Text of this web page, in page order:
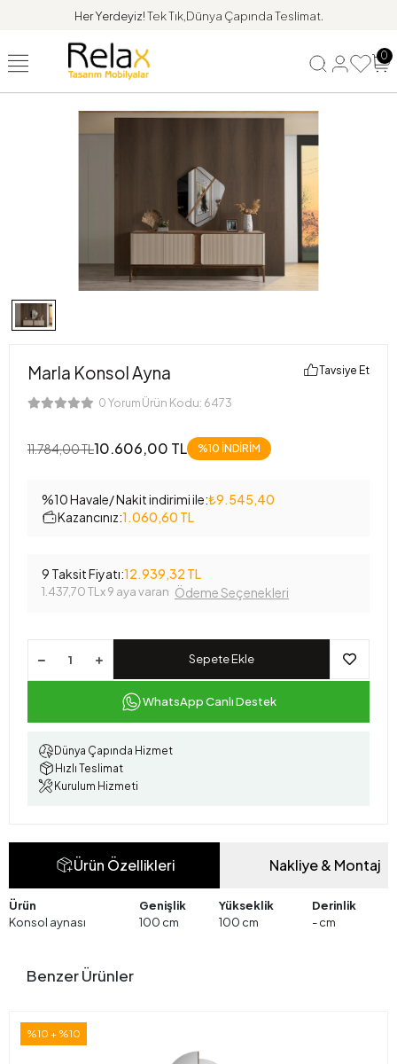
Her Yerdeyiz!Tek Tık,Dünya Çapında Teslimat.
0
Marla Konsol Ayna
0 Yorum Ürün Kodu: 6473
Tavsiye Et
11.784,00 TL10.606,00 TL %10 İNDİRİM
%10 Havale/ Nakit indirimi ile:₺9.545,40
Kazancınız:1.060,60 TL
9 Taksit Fiyatı:12.939,32 TL
1.437,70 TL x 9 aya varan Ödeme Seçenekleri
Sepete Ekle
WhatsApp Canlı Destek
Dünya Çapında Hizmet
Hızlı Teslimat
Kurulum Hizmeti
Ürün Özellikleri Nakliye & Montaj
Ürün Genişlik Yükseklik
Derinlik
Konsol aynası
100 cm 100 cm - cm
Benzer Ürünler
%10 + %10